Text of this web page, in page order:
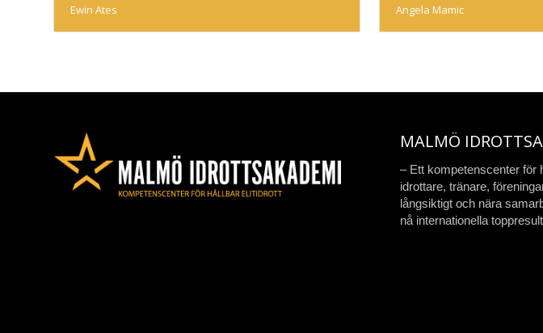
Ewin Ates Angela Mamic
MALMÖ
– Ett kompetenscenter för
idrottare, tränare,
långsiktigt och nära
nå internationella